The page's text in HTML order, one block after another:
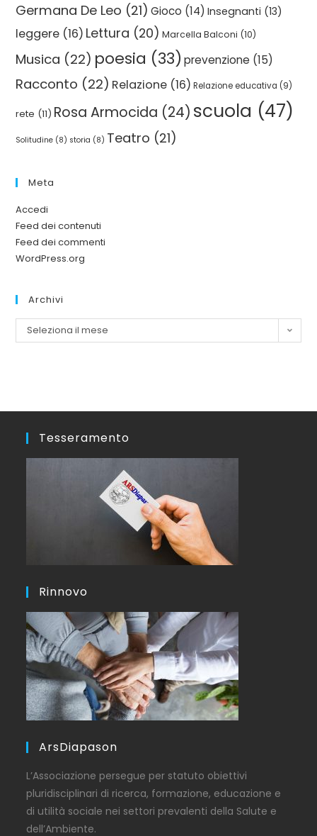
Germana De Leo (21) Gioco (14) Insegnanti (13)
leggere (16) Lettura (20) Marcella Balconi (10)
Musica (22) poesia (33) prevenzione (15)
Racconto (22) Relazione (16) Relazione educativa (9)
rete (11) Rosa Armocida (24) scuola (47)
Solitudine (8) storia (8) Teatro (21)
Meta
Accedi
Feed dei contenuti
Feed dei commenti
WordPress.org
Archivi
Seleziona il mese
Tesseramento
Rinnovo
ArsDiapason
L’Associazione persegue per statuto obiettivi
pluridisciplinari di ricerca, formazione, educazione e
di utilità sociale nei settori prevalenti della Salute e
dell’Ambiente.